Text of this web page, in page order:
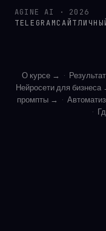
AGINE AI · 2026
TELEGRAMСАЙТ
О курсе → ·
Нейросети для бизнеса
промпты → ·
·